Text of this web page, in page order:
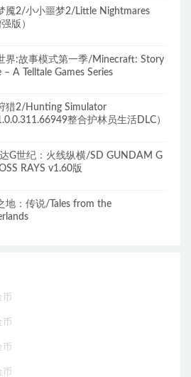
魇2/小小噩梦2/Little Nightmares
版）
界:故事模式第一季/Minecraft: Story
– A Telltale Games Series
猎2/Hunting Simulator
整合护林员生活DLC）
G世纪：火线纵横/SD GUNDAM G
RAYS v1.60版
地：传说/Tales from the
币
币
币
币